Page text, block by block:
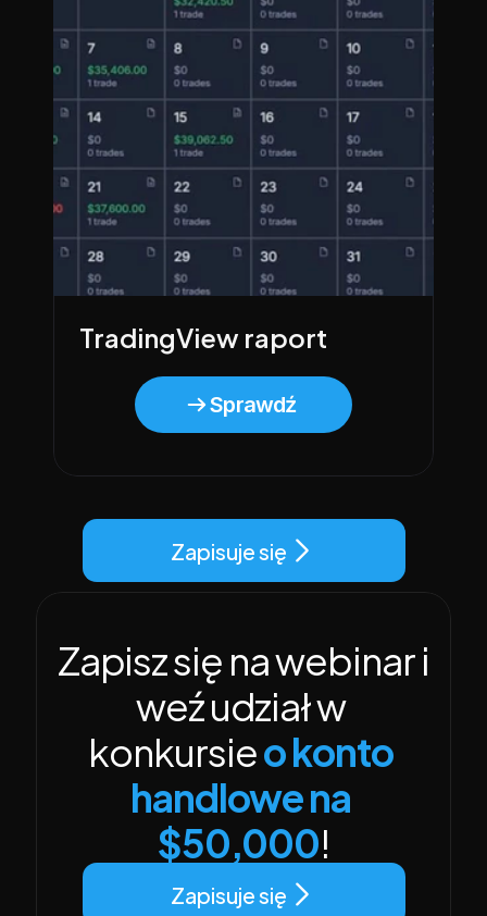
TradingView raport
Sprawdź
Zapisuje się
Zapisz się na webinar i
weź udział w
konkursie o konto
handlowe na
$50,000!
Zapisuje się